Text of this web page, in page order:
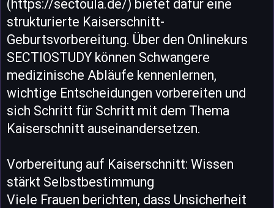
(https://sectoula.de/) bietet dafür eine
strukturierte Kaiserschnitt-
Geburtsvorbereitung. Über den Onlinekurs
SECTIOSTUDY können Schwangere
medizinische Abläufe kennenlernen,
wichtige Entscheidungen vorbereiten und
sich Schritt für Schritt mit dem Thema
Kaiserschnitt auseinandersetzen.
Vorbereitung auf Kaiserschnitt: Wissen
stärkt Selbstbestimmung
Viele Frauen berichten, dass Unsicherheit